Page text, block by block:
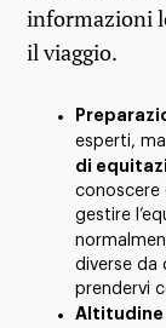
informazioni
il viaggio.
esperti,
di
conoscere
gestire
diverse da
prendervi
Altitudine